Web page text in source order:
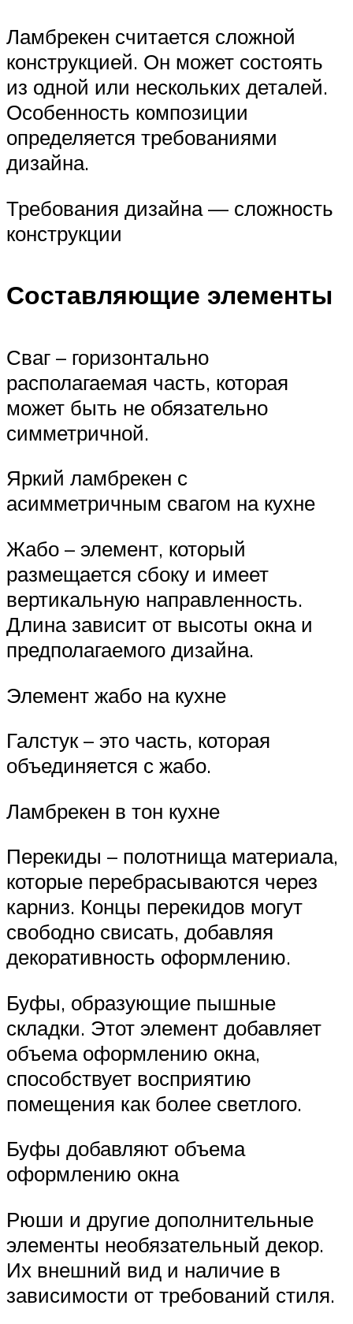
Ламбрекен считается сложной
конструкцией. Он может состоять
из одной или нескольких деталей.
Особенность композиции
определяется требованиями
дизайна.
Требования дизайна — сложность
конструкции
Составляющие элементы
Сваг – горизонтально
располагаемая часть, которая
может быть не обязательно
симметричной.
Яркий ламбрекен с
асимметричным свагом на кухне
Жабо – элемент, который
размещается сбоку и имеет
вертикальную направленность.
Длина зависит от высоты окна и
предполагаемого дизайна.
Элемент жабо на кухне
Галстук – это часть, которая
объединяется с жабо.
Ламбрекен в тон кухне
Перекиды – полотнища материала,
которые перебрасываются через
карниз. Концы перекидов могут
свободно свисать, добавляя
декоративность оформлению.
Буфы, образующие пышные
складки. Этот элемент добавляет
объема оформлению окна,
способствует восприятию
помещения как более светлого.
Буфы добавляют объема
оформлению окна
Рюши и другие дополнительные
элементы необязательный декор.
Их внешний вид и наличие в
зависимости от требований стиля.